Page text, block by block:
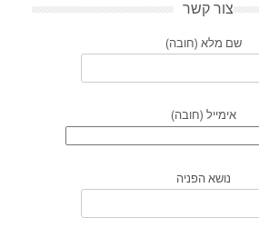
צור קשר
שם מלא (חובה)
אימייל (חובה)
נושא הפניה